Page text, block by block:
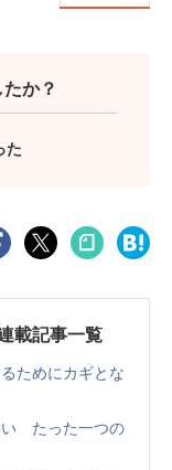
か？
た
載記事一覧
ためにカギとな
い たった一つの